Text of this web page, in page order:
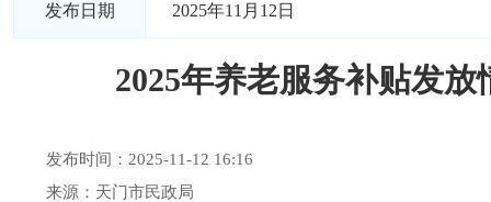
发布日期 2025年11月12日
2025年养老服务补贴发放
发布时间：2025-11-12 16:16
来源：天门市民政局